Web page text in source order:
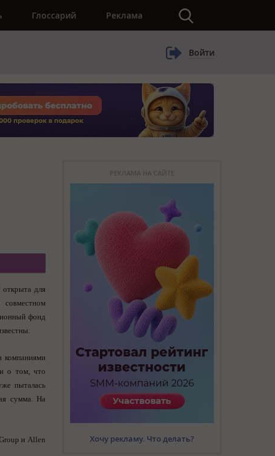
Глоссарий Реклама
Войти
для
фонд
компаниями
о том, что
пыталась
сумма. На
и Allen
РЕКЛАМА НА САЙТЕ
Хочу рекламу. Что делать?